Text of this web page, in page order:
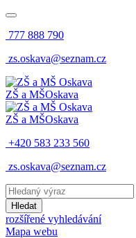
777 888 790
zs.oskava@seznam.cz
ZŠ a MŠOskava
ZŠ a MŠOskava
+420 583 233 560
zs.oskava@seznam.cz
Hledat
rozšířené vyhledávání
Mapa webu